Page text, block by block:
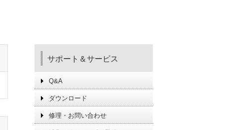
サポート＆サービス
Q&A
ダウンロード
修理・お問い合わせ